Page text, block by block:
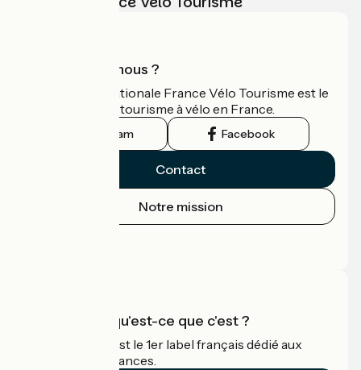
Qui sommes-nous ?
L'association nationale France Vélo Tourisme est le
guide officiel du tourisme à vélo en France.
Instagram Facebook
Contact
Notre mission
Accueil Vélo qu'est-ce que c'est ?
Accueil Vélo c'est le 1er label français dédié aux
cyclistes en vacances.